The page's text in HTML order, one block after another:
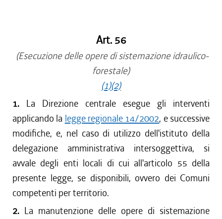
Art. 56
(Esecuzione delle opere di sistemazione idraulico-
forestale)
(1)(2)
1. La Direzione centrale esegue gli interventi
applicando la legge regionale 14/2002, e successive
modifiche, e, nel caso di utilizzo dell'istituto della
delegazione amministrativa intersoggettiva, si
avvale degli enti locali di cui all'articolo 55 della
presente legge, se disponibili, ovvero dei Comuni
competenti per territorio.
2. La manutenzione delle opere di sistemazione